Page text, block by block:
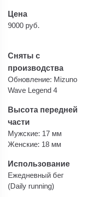
Цена
9000 руб.
Сняты с
производства
Обновление: Mizuno
Wave Legend 4
Высота передней
части
Мужские: 17 мм
Женские: 18 мм
Использование
Ежедневный бег
(Daily running)